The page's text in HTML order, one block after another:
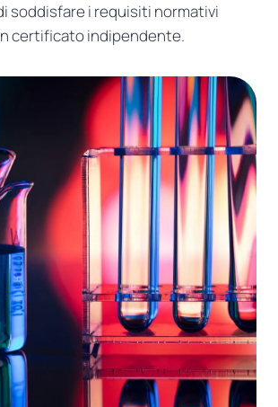
soddisfare i requisiti normativi
certificato indipendente.